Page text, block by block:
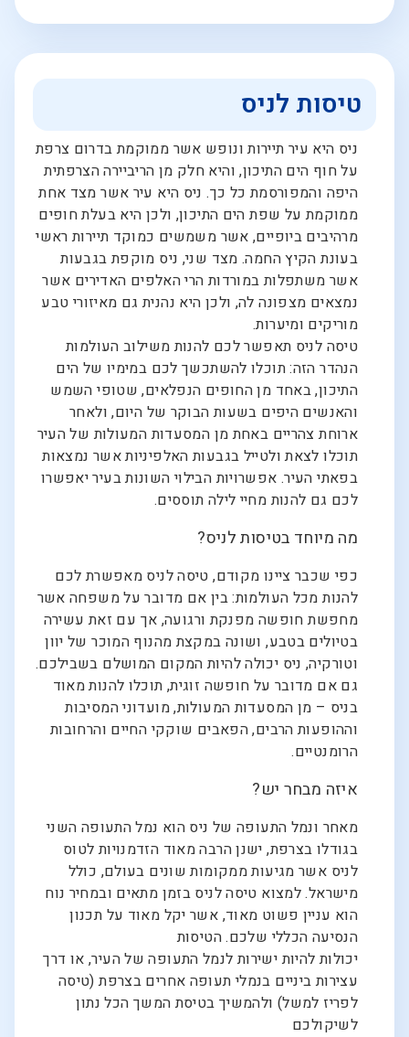
טיסות לניס
ניס היא עיר תיירות ונופש אשר ממוקמת בדרום צרפת
על חוף הים התיכון, והיא חלק מן הריביירה הצרפתית
היפה והמפורסמת כל כך. ניס היא עיר אשר מצד אחת
ממוקמת על שפת הים התיכון, ולכן היא בעלת חופים
מרהיבים ביופיים, אשר משמשים כמוקד תיירות ראשי
בעונת הקיץ החמה. מצד שני, ניס מוקפת בגבעות
אשר משתפלות במורדות הרי האלפים האדירים אשר
נמצאים מצפונה לה, ולכן היא נהנית גם מאיזורי טבע
מוריקים ומיערות.
טיסה לניס תאפשר לכם להנות משילוב העולמות
הנהדר הזה: תוכלו להשתכשך לכם במימיו של הים
התיכון, באחד מן החופים הנפלאים, שטופי השמש
והאנשים היפים בשעות הבוקר של היום, ולאחר
ארוחת צהריים באחת מן המסעדות המעולות של העיר
תוכלו לצאת ולטייל בגבעות האלפיניות אשר נמצאות
בפאתי העיר. אפשרויות הבילוי השונות בעיר יאפשרו
לכם גם להנות מחיי לילה תוססים.
מה מיוחד בטיסות לניס?
כפי שכבר ציינו מקודם, טיסה לניס מאפשרת לכם
להנות מכל העולמות: בין אם מדובר על משפחה אשר
מחפשת חופשה מפנקת ורגועה, אך עם זאת עשירה
בטיולים בטבע, ושונה במקצת מהנוף המוכר של יוון
וטורקיה, ניס יכולה להיות המקום המושלם בשבילכם.
גם אם מדובר על חופשה זוגית, תוכלו להנות מאוד
בניס – מן המסעדות המעולות, מועדוני המסיבות
וההופעות הרבים, הפאבים שוקקי החיים והרחובות
הרומנטיים.
איזה מבחר יש?
מאחר ונמל התעופה של ניס הוא נמל התעופה השני
בגודלו בצרפת, ישנן הרבה מאוד הזדמנויות לטוס
לניס אשר מגיעות ממקומות שונים בעולם, כולל
מישראל. למצוא טיסה לניס בזמן מתאים ובמחיר נוח
הוא עניין פשוט מאוד, אשר יקל מאוד על תכנון
הנסיעה הכללי שלכם. הטיסות
יכולות להיות ישירות לנמל התעופה של העיר, או דרך
עצירות ביניים בנמלי תעופה אחרים בצרפת (טיסה
לפריז למשל) ולהמשיך בטיסת המשך הכל נתון
לשיקולכם